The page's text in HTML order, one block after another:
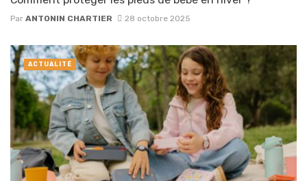
Par ANTONIN CHARTIER 28 octobre 2025
ACTUALITÉ